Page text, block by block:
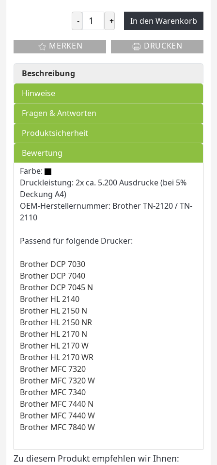
- + In den Warenkorb
MERKEN DRUCKEN
Beschreibung
Hinweise
Fragen & Antworten
Produktsicherheit
Bewertung
Farbe:
Druckleistung: 2x ca. 5.200 Ausdrucke (bei 5%
Deckung A4)
OEM-Herstellernummer: Brother TN-2120 / TN-
2110
Passend für folgende Drucker:
Brother DCP 7030
Brother DCP 7040
Brother DCP 7045 N
Brother HL 2140
Brother HL 2150 N
Brother HL 2150 NR
Brother HL 2170 N
Brother HL 2170 W
Brother HL 2170 WR
Brother MFC 7320
Brother MFC 7320 W
Brother MFC 7340
Brother MFC 7440 N
Brother MFC 7440 W
Brother MFC 7840 W
Zu diesem Produkt empfehlen wir Ihnen: